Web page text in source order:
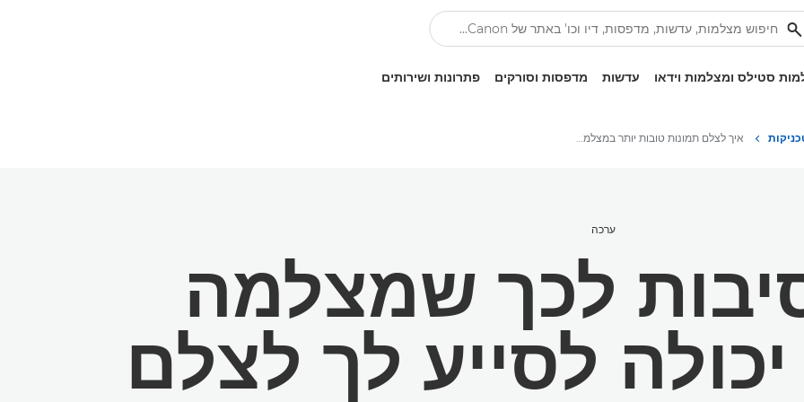
סטילס ומצלמות וידאו עדשות מדפסות וסורקים פתרונות ושירותים
איך לצלם תמונות טובות יותר במצלמת EOS R100
ערכה
לכך שמצלמה
לסייע לך לצלם